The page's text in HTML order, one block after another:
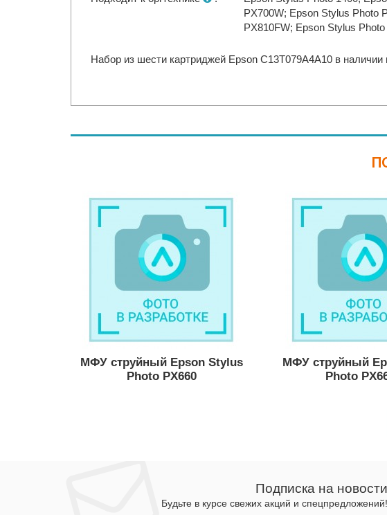
PX700W; Epson Stylus Photo
PX810FW; Epson Stylus
Набор из шести картриджей Epson C13T079A4A10 в
МФУ струйный Epson Stylus
Photo PX660
МФУ струйный
Photo
Подписка на новости
Будьте в курсе свежих акций и спецпредложений!